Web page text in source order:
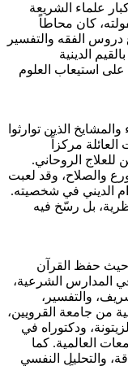
علماء الشريعة
كان محاطاً
دروس الفقه والتفسير
الدينية
على استيعاب العلوم
الذين توارثوا
مركزاً
للعلاج الروحاني.
والصلاح، وقد لعبت
الديني في شخصيته.
بل رسّخ فيه
حيث حفظ القرآن
المدارس الشرعية،
والتفسير،
من جامعة القرويين،
ودكتوراه في
العالمية. كما
والتحليل النفسي